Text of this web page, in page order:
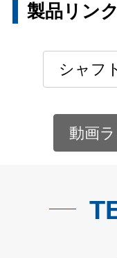
製品リンク
シャフ
動画